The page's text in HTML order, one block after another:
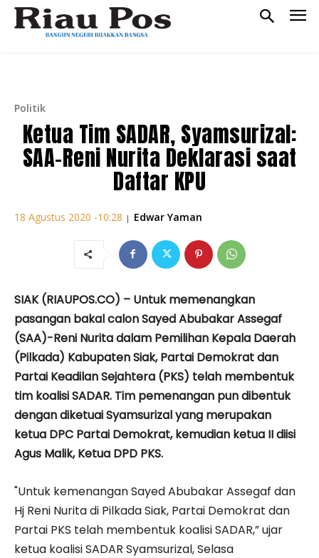
Politik
Ketua Tim SADAR, Syamsurizal:
SAA-Reni Nurita Deklarasi saat
Daftar KPU
18 Agustus 2020 -10:28 | Edwar Yaman
SIAK (RIAUPOS.CO) – Untuk memenangkan
pasangan bakal calon Sayed Abubakar Assegaf
(SAA)-Reni Nurita dalam Pemilihan Kepala Daerah
(Pilkada) Kabupaten Siak, Partai Demokrat dan
Partai Keadilan Sejahtera (PKS) telah membentuk
tim koalisi SADAR. Tim pemenangan pun dibentuk
dengan diketuai Syamsurizal yang merupakan
ketua DPC Partai Demokrat, kemudian ketua II diisi
Agus Malik, Ketua DPD PKS.
"Untuk kemenangan Sayed Abubakar Assegaf dan
Hj Reni Nurita di Pilkada Siak, Partai Demokrat dan
Partai PKS telah membentuk koalisi SADAR,” ujar
ketua koalisi SADAR Syamsurizal, Selasa